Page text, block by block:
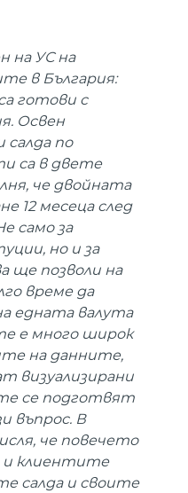
на УС на
в България:
готови с
Освен
салда по
са в двете
че двойната
12 месеца след
само за
но и за
ще позволи на
време да
едната валута
е много широк
на данните,
визуализирани
се подготвят
въпрос. В
че повечето
и клиентите
салда и своите